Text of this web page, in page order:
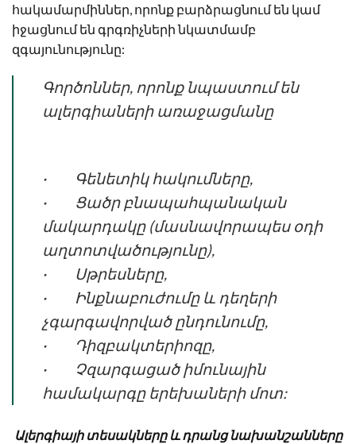
հակամարմիններ, որոնք բարձրացնում են կամ
իջացնում են գրգռիչների նկատմամբ
զգայունությունը:
Գործոններ, որոնք նպաստում են
ալերգիաների առաջացմանը
· Գենետիկ հակումները,
· Ցածր բնապահպանական
մակարդակը (մասնավորապես օդի
աղտոտվածությունը),
· Սթրեսները,
· Ինքնաբուժումը և դեղերի
չգարգավորված ընդունումը,
· Դիզբակտերիոզը,
· Չզարգացած իմունային
համակարգը երեխաների մոտ:
Ալերգիայի տեսակները և դրանց նախանշանները